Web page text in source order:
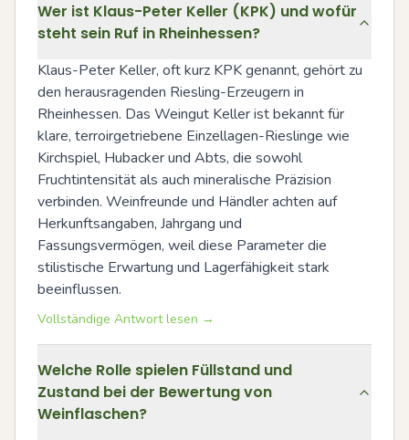
Wer ist Klaus-Peter Keller (KPK) und wofür
steht sein Ruf in Rheinhessen?
Klaus-Peter Keller, oft kurz KPK genannt, gehört zu
den herausragenden Riesling-Erzeugern in
Rheinhessen. Das Weingut Keller ist bekannt für
klare, terroirgetriebene Einzellagen-Rieslinge wie
Kirchspiel, Hubacker und Abts, die sowohl
Fruchtintensität als auch mineralische Präzision
verbinden. Weinfreunde und Händler achten auf
Herkunftsangaben, Jahrgang und
Fassungsvermögen, weil diese Parameter die
stilistische Erwartung und Lagerfähigkeit stark
beeinflussen.
Vollständige Antwort lesen →
Welche Rolle spielen Füllstand und
Zustand bei der Bewertung von
Weinflaschen?